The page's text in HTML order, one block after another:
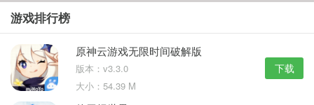
游戏排行榜
原神云游戏无限时间破解版
版本：v3.3.0
大小：54.39 M
下载